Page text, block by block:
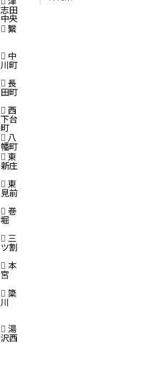
志田
中央
繋
中
川町
長
田町
西
下台
町
八
幡町
東
新庄
東
見前
巻
堀
三
ツ割
本
宮
簗
川
湯
沢西